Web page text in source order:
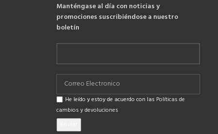
Manténgase al día con noticias y
promociones suscribiéndose a nuestro
boletín
He leído y estoy de acuerdo con las Políticas de
cambios y devoluciones